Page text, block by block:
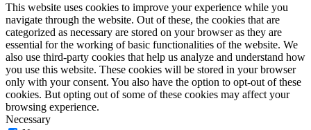
This website uses cookies to improve your experience while you
navigate through the website. Out of these, the cookies that are
categorized as necessary are stored on your browser as they are
essential for the working of basic functionalities of the website. We
also use third-party cookies that help us analyze and understand how
you use this website. These cookies will be stored in your browser
only with your consent. You also have the option to opt-out of these
cookies. But opting out of some of these cookies may affect your
browsing experience.
Necessary